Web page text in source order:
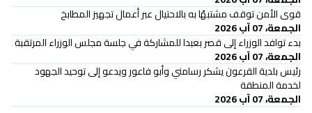
قوى الأمن توقف مشتبهًا به بالاحتيال عبر أعمال تجهيز المطابخ
الجمعة، 07 آب 2026
بدء توافد الوزراء إلى قصر بعبدا للمشاركة في جلسة مجلس الوزراء المرتقبة
الجمعة، 07 آب 2026
رئيس بلدية القرعون يشكر رسامني وأبو فاعور ويدعو إلى توحيد الجهود
لخدمة المنطقة
الجمعة، 07 آب 2026